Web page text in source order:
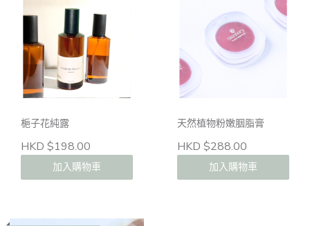
梔子花純露
HKD $198.00
加入購物車
天然植物粉嫩胭脂膏
HKD $288.00
加入購物車